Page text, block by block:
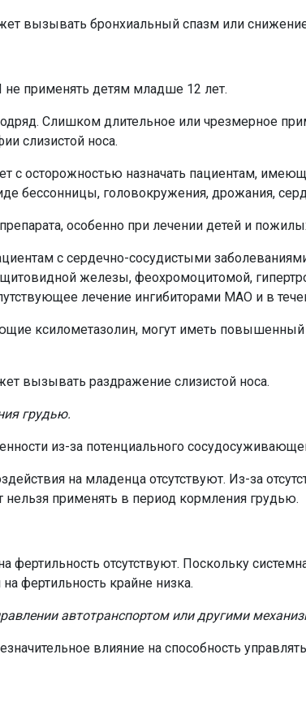
вызывать бронхиальный спазм или
детям младше 12 лет.
Слишком длительное или чрезмерное
слизистой носа.
с осторожностью назначать пациентам,
бессонницы, головокружения, дрожания,
особенно при лечении детей и
с сердечно-сосудистыми
железы, феохромоцитомой,
лечение ингибиторами МАО и в
ксилометазолин, могут иметь
вызывать раздражение слизистой носа.
грудью.
из-за потенциального
на младенца отсутствуют. Из-за
нельзя применять в период кормления грудью.
отсутствуют. Поскольку
фертильность крайне низка.
автотранспортом или другими
влияние на способность